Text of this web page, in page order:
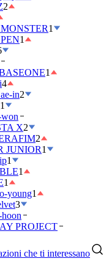
2
1
1
1
4
in2
1
X2
2
JUNIOR1
1
1
1
young1
3
PROJECT
che ti interessano